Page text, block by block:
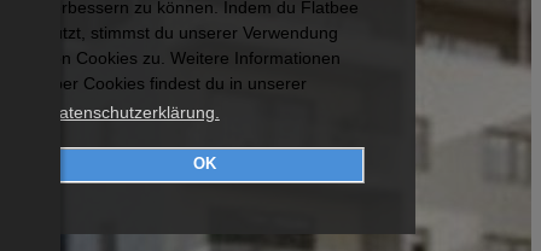
verbessern zu können. Indem du Flatbee
nutzt, stimmst du unserer Verwendung
von Cookies zu. Weitere Informationen
über Cookies findest du in unserer
Datenschutzerklärung.
OK